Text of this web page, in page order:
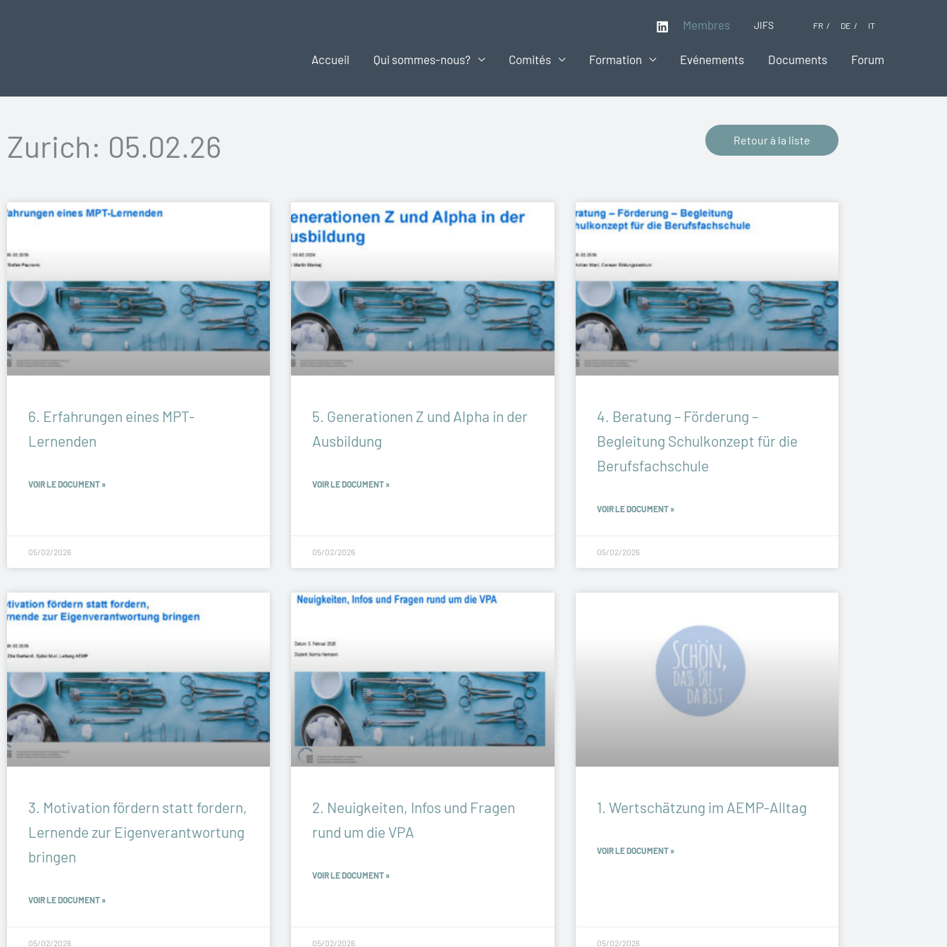
Membres JIFS FR DE IT
Accueil Qui sommes-nous? Comités Formation Evénements Documents Forum
Zurich: 05.02.26 Retour à la liste
6. Erfahrungen eines MPT-
Lernenden
VOIR LE DOCUMENT »
05/02/2026
5. Generationen Z und Alpha in der
Ausbildung
VOIR LE DOCUMENT »
05/02/2026
4. Beratung – Förderung –
Begleitung Schulkonzept für die
Berufsfachschule
VOIR LE DOCUMENT »
05/02/2026
3. Motivation fördern statt fordern,
Lernende zur Eigenverantwortung
bringen
VOIR LE DOCUMENT »
05/02/2026
2. Neuigkeiten, Infos und Fragen
rund um die VPA
VOIR LE DOCUMENT »
05/02/2026
1. Wertschätzung im AEMP-Alltag
VOIR LE DOCUMENT »
05/02/2026